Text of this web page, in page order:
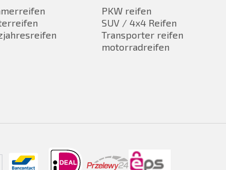
PKW reifen
SUV / 4x4 Reifen
Transporter reifen
motorradreifen